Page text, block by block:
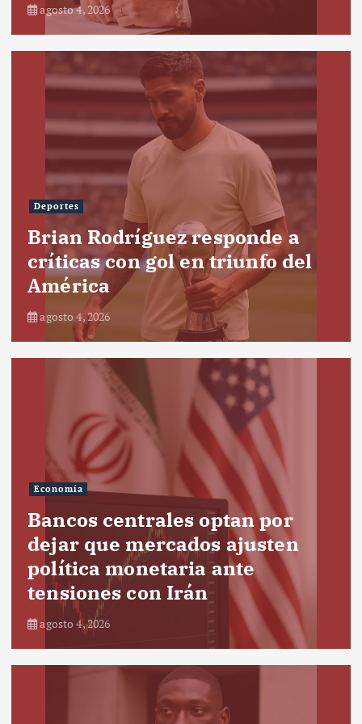
agosto 4, 2026
Deportes
Brian Rodríguez responde a
críticas con gol en triunfo del
América
agosto 4, 2026
Economía
Bancos centrales optan por
dejar que mercados ajusten
política monetaria ante
tensiones con Irán
agosto 4, 2026